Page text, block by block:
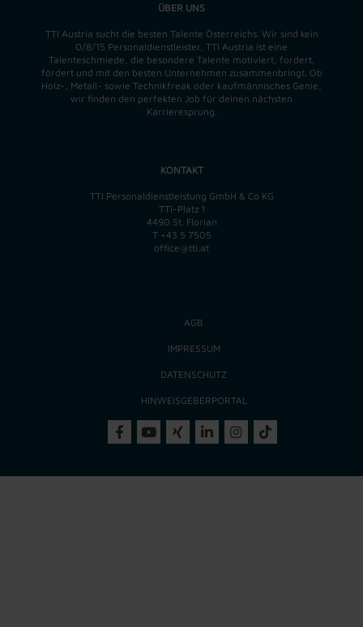
ÜBER UNS
TTI Austria sucht die besten Talente Österreichs. Wir sind kein
0/8/15 Personaldienstleister, TTI Austria ist eine
Talenteschmiede, die besondere Talente motiviert, fordert,
fördert und mit den besten Unternehmen zusammenbringt. Ob
Holz-, Metall- sowie Technikfreak oder kaufmännisches Genie,
wir finden den perfekten Job für deinen nächsten
Karrieresprung.
KONTAKT
TTI Personaldienstleistung GmbH & Co KG
TTI-Platz 1
4490 St. Florian
T +43 5 7505
office@tti.at
AGB
IMPRESSUM
DATENSCHUTZ
HINWEISGEBERPORTAL